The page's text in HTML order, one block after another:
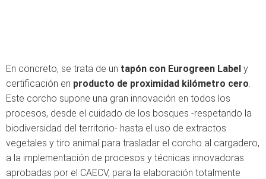
En concreto, se trata de un tapón con Eurogreen Label y
certificación en producto de proximidad kilómetro cero.
Este corcho supone una gran innovación en todos los
procesos, desde el cuidado de los bosques -respetando la
biodiversidad del territorio- hasta el uso de extractos
vegetales y tiro animal para trasladar el corcho al cargadero,
a la implementación de procesos y técnicas innovadoras
aprobadas por el CAECV, para la elaboración totalmente